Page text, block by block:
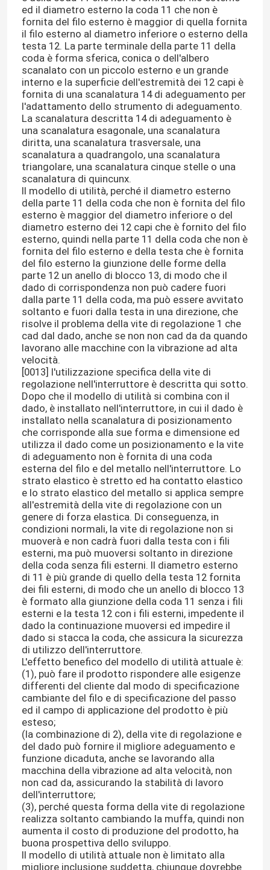
Viti di adeguamento della sfortuna
Viti di fissaggio dell'incavo della sfortuna
Viti del dado esagonale
Vite di macchina di spillatura di auto
Phillips Machine Screws
Vite di macchina capa scanalata
Pan Head Combination Screw
Axle Pin Tool
Dado quadrato della saldatura
Dado dell'inserto filettato
componenti lavorate precisione
ribattini ciechi di schiocco
ed il diametro esterno la coda 11 che non è
fornita del filo esterno è maggior di quella fornita
il filo esterno al diametro inferiore o esterno della
testa 12. La parte terminale della parte 11 della
coda è forma sferica, conica o dell'albero
scanalato con un piccolo esterno e un grande
interno e la superficie dell'estremità dei 12 capi è
fornita di una scanalatura 14 di adeguamento per
l'adattamento dello strumento di adeguamento.
La scanalatura descritta 14 di adeguamento è
una scanalatura esagonale, una scanalatura
diritta, una scanalatura trasversale, una
scanalatura a quadrangolo, una scanalatura
triangolare, una scanalatura cinque stelle o una
scanalatura di quincunx.
Il modello di utilità, perché il diametro esterno
della parte 11 della coda che non è fornita del filo
esterno è maggior del diametro inferiore o del
diametro esterno dei 12 capi che è fornito del filo
esterno, quindi nella parte 11 della coda che non è
fornita del filo esterno e della testa che è fornita
del filo esterno la giunzione delle forme della
parte 12 un anello di blocco 13, di modo che il
dado di corrispondenza non può cadere fuori
dalla parte 11 della coda, ma può essere avvitato
soltanto e fuori dalla testa in una direzione, che
risolve il problema della vite di regolazione 1 che
cad dal dado, anche se non non cad da da quando
lavorano alle macchine con la vibrazione ad alta
velocità.
[0013] l'utilizzazione specifica della vite di
regolazione nell'interruttore è descritta qui sotto.
Dopo che il modello di utilità si combina con il
dado, è installato nell'interruttore, in cui il dado è
installato nella scanalatura di posizionamento
che corrisponde alla sue forma e dimensione ed
utilizza il dado come un posizionamento e la vite
di adeguamento non è fornita di una coda
esterna del filo e del metallo nell'interruttore. Lo
strato elastico è stretto ed ha contatto elastico
e lo strato elastico del metallo si applica sempre
all'estremità della vite di regolazione con un
genere di forza elastica. Di conseguenza, in
condizioni normali, la vite di regolazione non si
muoverà e non cadrà fuori dalla testa con i fili
esterni, ma può muoversi soltanto in direzione
della coda senza fili esterni. Il diametro esterno
di 11 è più grande di quello della testa 12 fornita
dei fili esterni, di modo che un anello di blocco 13
è formato alla giunzione della coda 11 senza i fili
esterni e la testa 12 con i fili esterni, impedente il
dado la continuazione muoversi ed impedire il
dado si stacca la coda, che assicura la sicurezza
di utilizzo dell'interruttore.
L'effetto benefico del modello di utilità attuale è:
(1), può fare il prodotto rispondere alle esigenze
differenti del cliente dal modo di specificazione
cambiante del filo e di specificazione del passo
ed il campo di applicazione del prodotto è più
esteso;
(la combinazione di 2), della vite di regolazione e
del dado può fornire il migliore adeguamento e
funzione dicaduta, anche se lavorando alla
macchina della vibrazione ad alta velocità, non
non cad da, assicurando la stabilità di lavoro
dell'interruttore;
(3), perché questa forma della vite di regolazione
realizza soltanto cambiando la muffa, quindi non
aumenta il costo di produzione del prodotto, ha
buona prospettiva dello sviluppo.
Il modello di utilità attuale non è limitato alla
migliore inclusione suddetta, chiunque dovrebbe